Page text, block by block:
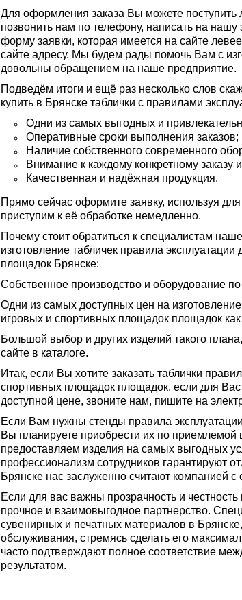
Для оформления заказа Вы можете
позвонить нам по телефону, написать на
форму заявки, которая имеется на сайте
сайте адресу. Мы будем рады помочь Вам с
довольны обращением на наше предприятие.
Подведём итоги и ещё раз несколько слов
купить в Брянске таблички с правилами
Одни из самых выгодных и
Оперативные сроки выполнения заказов;
Наличие собственного современного
Внимание к каждому конкретному заказу и
Качественная и надёжная продукция.
Прямо сейчас оформите заявку, используя
приступим к её обработке немедленно.
Почему стоит обратиться к специалистам
изготовление табличек правила
площадок Брянске:
Собственное производство и оборудование
Одни из самых доступных цен на
игровых и спортивных площадок площадок
Большой выбор и других изделий такого
сайте в каталоге.
Итак, если Вы хотите заказать таблички
спортивных площадок площадок, если для
доступной цене, звоните нам, пишите на
Если Вам нужны стенды правила
Вы планируете приобрести их по
предоставляем изделия на самых выгодных
профессионализм сотрудников гарантируют
Брянске нас заслуженно считают компанией
Если для вас важны прозрачность и
прочное и взаимовыгодное партнерство.
сувенирных и печатных материалов в
обслуживания, стремясь сделать его
часто подтверждают полное соответствие
результатом.